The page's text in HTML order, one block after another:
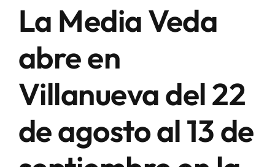
La Media Veda
abre en
Villanueva del 22
de agosto al 13 de